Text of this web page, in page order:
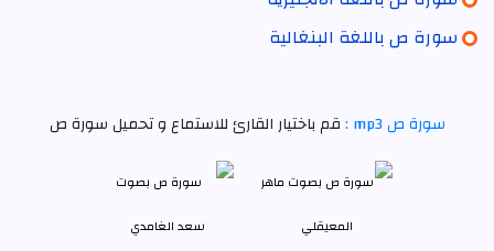
سورة ص باللغة البنغالية
سورة ص mp3 : قم باختيار القارئ للاستماع و تحميل سورة ص